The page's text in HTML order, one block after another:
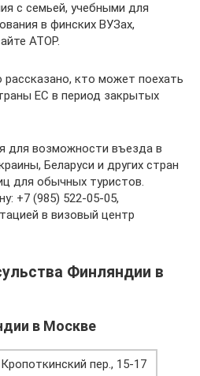
с семьей, учебными для
в финских ВУЗах,
АТОР.
кто может поехать
ЕС в период закрытых
для возможности въезда в
Беларуси и других стран
для обычных туристов.
+7 (985) 522-05-05,
в визовый центр
Финляндии в
в Москве
Кропоткинский пер., 15-17